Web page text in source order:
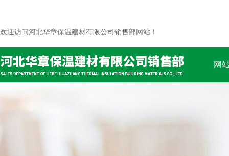
欢迎访问河北华章保温建材有限公司销售部网站！
网